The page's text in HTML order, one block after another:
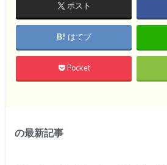
ポスト
はてブ
Pocket
の最新記事